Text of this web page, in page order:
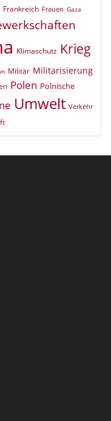
Frankreich Frauen Gaza
Klimaschutz Krieg
Militär Militarisierung
Polen Polnische
Umwelt Verkehr